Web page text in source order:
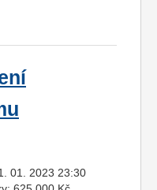
01. 2023 23:30